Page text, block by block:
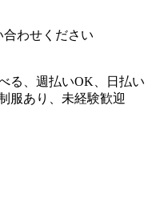
わせください
る、週払いOK、日払い
服あり、未経験歓迎